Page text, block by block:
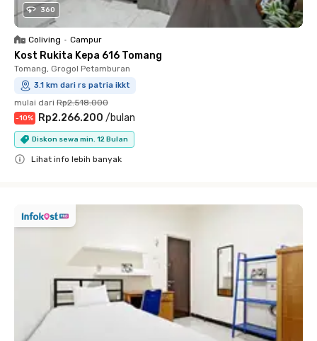
360
Coliving • Campur
Kost Rukita Kepa 616 Tomang
Tomang, Grogol Petamburan
3.1 km dari rs patria ikkt
mulai dari Rp2.518.000
-10% Rp2.266.200 /bulan
Diskon sewa min. 12 Bulan
Lihat info lebih banyak